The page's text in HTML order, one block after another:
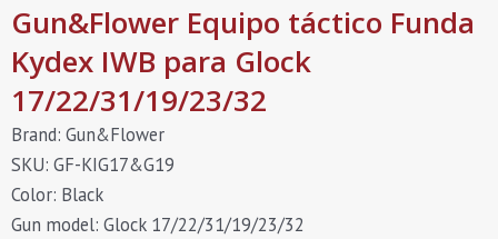
Gun&Flower Equipo táctico Funda
Kydex IWB para Glock
17/22/31/19/23/32
Brand: Gun&Flower
SKU: GF-KIG17&G19
Color: Black
Gun model: Glock 17/22/31/19/23/32